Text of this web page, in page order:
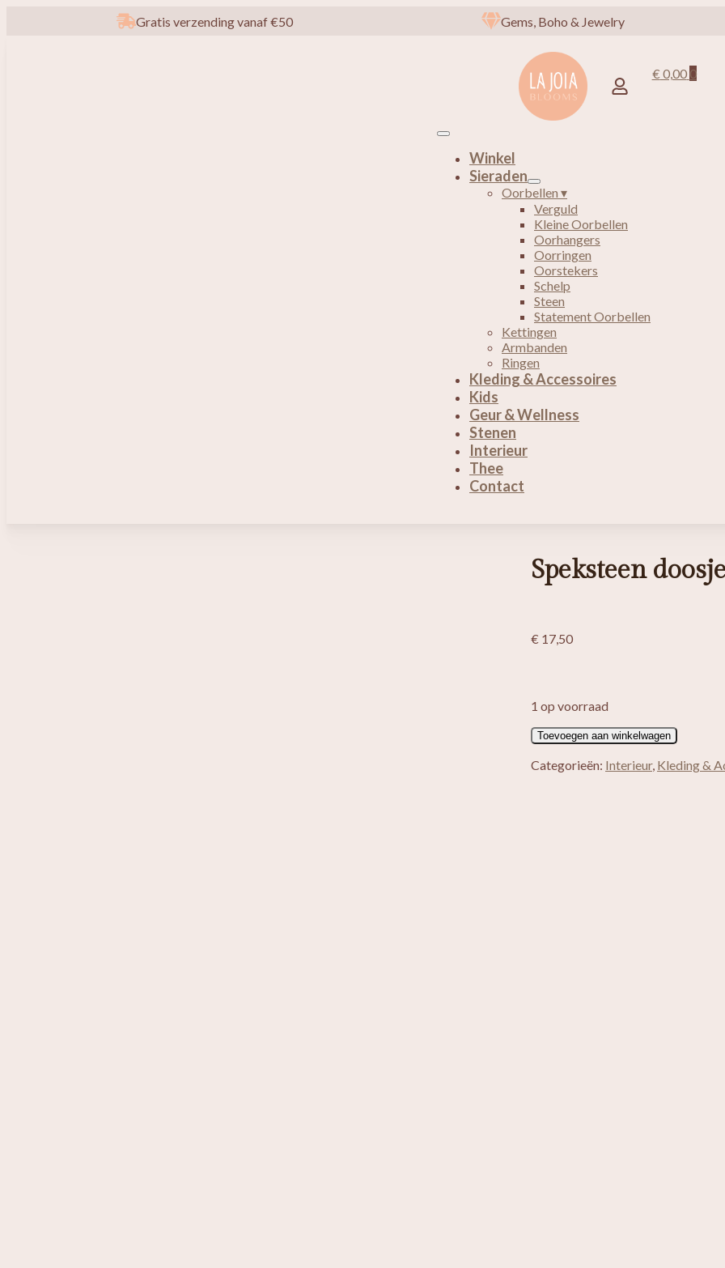
Gratis verzending vanaf €50 Gems, Boho & Jewelry
€ 0,00 0
Winkel
Sieraden
Oorbellen ▾
Verguld
Kleine Oorbellen
Oorhangers
Oorringen
Oorstekers
Schelp
Steen
Statement Oorbellen
Kettingen
Armbanden
Ringen
Kleding & Accessoires
Kids
Geur & Wellness
Stenen
Interieur
Thee
Contact
Speksteen
€ 17,50
1 op voorraad
Speksteen
doosje
Zarina
Toevoegen aan winkelwagen
Categorieën: Interieur, Kleding &